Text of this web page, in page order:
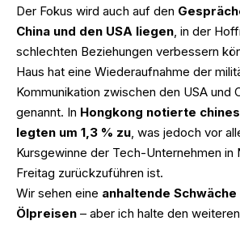
Der Fokus wird auch auf den
China und den USA liegen, in der
schlechten Beziehungen verbessern
Haus hat eine Wiederaufnahme der
Kommunikation zwischen den USA und
genannt. In Hongkong notierte
legten um 1,3 % zu, was jedoch vor
Kursgewinne der Tech-Unternehmen in
Freitag zurückzuführen ist.
Wir sehen eine anhaltende
Ölpreisen – aber ich halte den